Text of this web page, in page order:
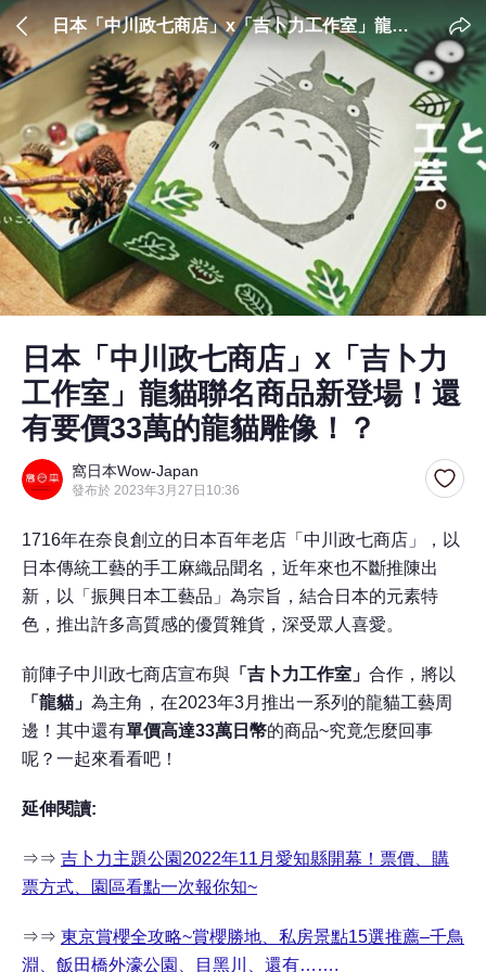
日本「中川政七商店」x「吉卜力工作室」龍貓
聯名商品新登場！還有要價33萬的龍貓雕
像！？
日本「中川政七商店」x「吉卜力
工作室」龍貓聯名商品新登場！還
有要價33萬的龍貓雕像！？
窩日本Wow-Japan
發布於 2023年3月27日10:36
1716年在奈良創立的日本百年老店「中川政七商店」，以
日本傳統工藝的手工麻織品聞名，近年來也不斷推陳出
新，以「振興日本工藝品」為宗旨，結合日本的元素特
色，推出許多高質感的優質雜貨，深受眾人喜愛。
前陣子中川政七商店宣布與 「吉卜力工作室」 合作，將以
「龍貓」 為主角，在2023年3月推出一系列的龍貓工藝周
邊！其中還有單價高達33萬日幣的商品~究竟怎麼回事
呢？一起來看看吧！
延伸閱讀:
⇒⇒ 吉卜力主題公園2022年11月愛知縣開幕！票價、購
票方式、園區看點一次報你知~
⇒⇒ 東京賞櫻全攻略~賞櫻勝地、私房景點15選推薦–千鳥
淵、飯田橋外濠公園、目黑川、還有…….